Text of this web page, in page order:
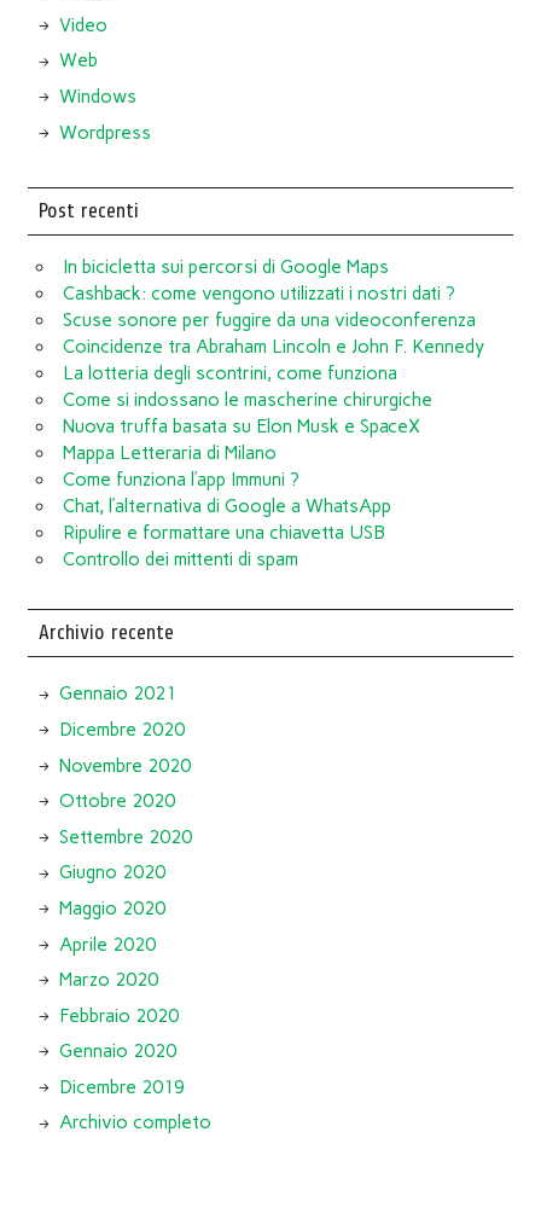
Video
Web
Windows
Wordpress
Post recenti
In bicicletta sui percorsi di Google Maps
Cashback: come vengono utilizzati i nostri dati ?
Scuse sonore per fuggire da una videoconferenza
Coincidenze tra Abraham Lincoln e John F. Kennedy
La lotteria degli scontrini, come funziona
Come si indossano le mascherine chirurgiche
Nuova truffa basata su Elon Musk e SpaceX
Mappa Letteraria di Milano
Come funziona l’app Immuni ?
Chat, l’alternativa di Google a WhatsApp
Ripulire e formattare una chiavetta USB
Controllo dei mittenti di spam
Archivio recente
Gennaio 2021
Dicembre 2020
Novembre 2020
Ottobre 2020
Settembre 2020
Giugno 2020
Maggio 2020
Aprile 2020
Marzo 2020
Febbraio 2020
Gennaio 2020
Dicembre 2019
Archivio completo